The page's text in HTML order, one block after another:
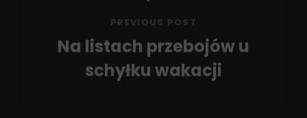
PREVIOUS POST
Na listach przebojów u
schyłku wakacji